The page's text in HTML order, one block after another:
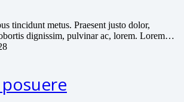
tincidunt metus. Praesent justo dolor,
dignissim, pulvinar ac, lorem. Lorem…